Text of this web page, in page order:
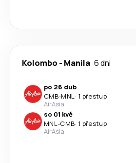
Kolombo - Manila 6 dni
po 26 dub
CMB-MNL· 1 přestup
AirAsia
so 01 kvě
MNL-CMB· 1 přestup
AirAsia